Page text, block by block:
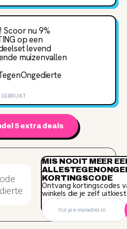
Scoor nu 9‌%
op een
levend
muizenvallen
5 extra deals
MIS NOOIT MEER
KORTINGSCODE
Ontvang kortingscodes
winkels die je zelf uitkiest